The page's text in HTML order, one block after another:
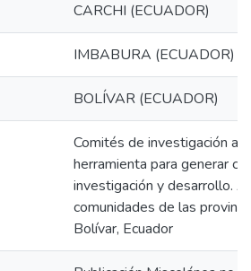
CARCHI (ECUADOR)
IMBABURA (ECUADOR)
BOLÍVAR (ECUADOR)
Comités de investigación
herramienta para generar
investigación y desarrollo.
comunidades de las
Bolívar, Ecuador